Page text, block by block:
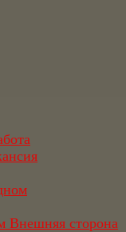
сторона